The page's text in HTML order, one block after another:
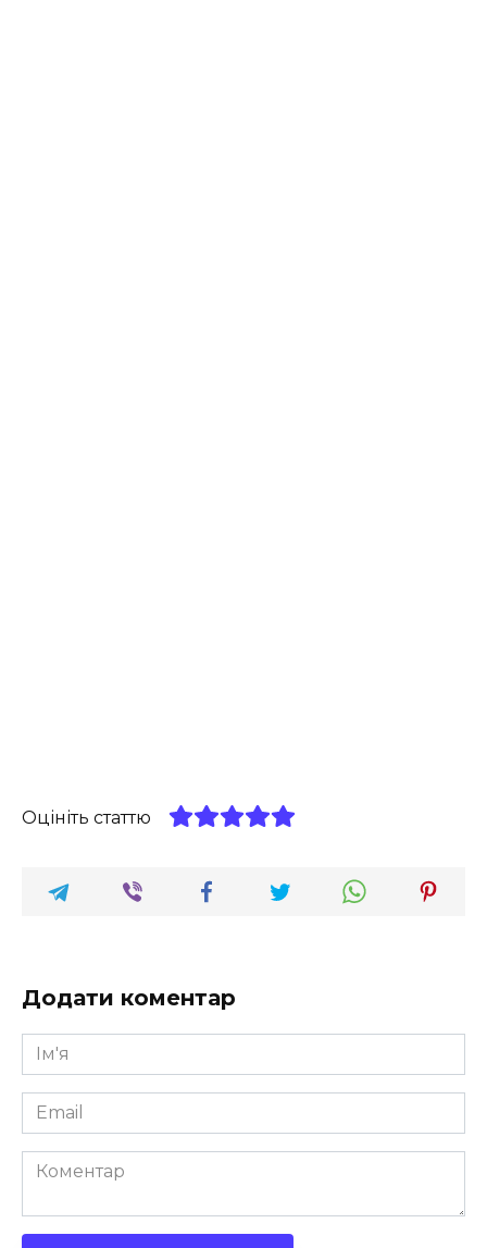
Оцініть статтю
Додати коментар
Ім'я
*
Email
*
Коментар